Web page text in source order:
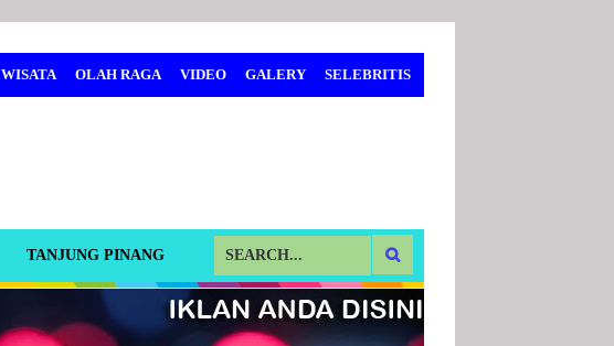
WISATA OLAH RAGA VIDEO GALERY SELEBRITIS
TANJUNG PINANG